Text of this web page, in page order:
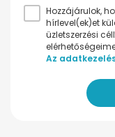
Hozzájárulok,
hírlevel(ek)et
üzletszerzési
Az